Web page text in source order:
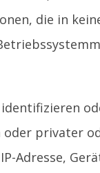
die in
privater
Adresse,